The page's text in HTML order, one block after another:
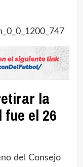
la
el 26
del Consejo